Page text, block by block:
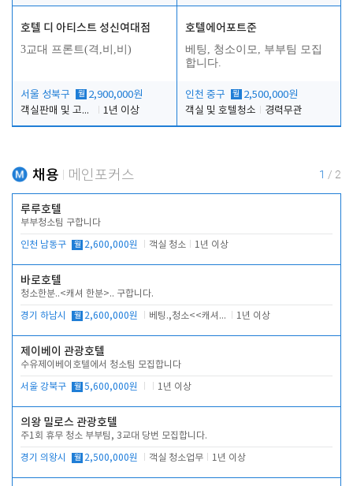
호텔 디 아티스트 성신여대점
3교대 프론트(격,비,비)
서울 성북구 월 2,900,000원
객실판매 및 고객응대
1년 이상
호텔에어포트준
베팅, 청소이모, 부부팀 모집
합니다.
인천 중구 월 2,500,000원
객실 및 호텔청소
경력무관
채용 메인포커스 1 / 2
루루호텔
부부청소팀 구합니다
인천 남동구 월 2,600,000원 객실 청소 1년 이상
바로호텔
청소한분..<캐셔 한분>.. 구합니다.
경기 하남시 월 2,600,000원 베팅.,청소<<캐셔 모셔봅니다. 1년 이상
제이베이 관광호텔
수유제이베이호텔에서 청소팀 모집합니다
서울 강북구 월 5,600,000원 1년 이상
의왕 밀로스 관광호텔
주1회 휴무 청소 부부팀, 3교대 당번 모집합니다.
경기 의왕시 월 2,500,000원 객실 청소업무 1년 이상